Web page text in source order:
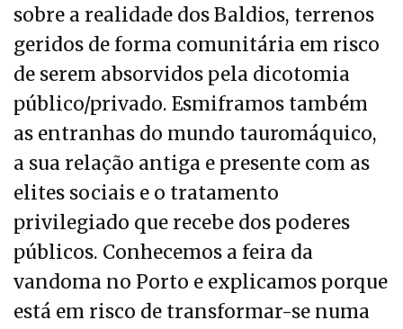
sobre a realidade dos Baldios, terrenos
geridos de forma comunitária em risco
de serem absorvidos pela dicotomia
público/privado. Esmiframos também
as entranhas do mundo tauromáquico,
a sua relação antiga e presente com as
elites sociais e o tratamento
privilegiado que recebe dos poderes
públicos. Conhecemos a feira da
vandoma no Porto e explicamos porque
está em risco de transformar-se numa